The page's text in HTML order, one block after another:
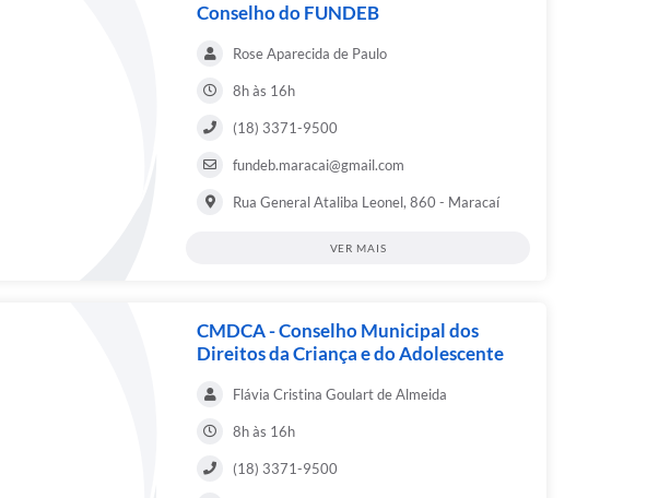
Conselho do FUNDEB
Rose Aparecida de Paulo
8h às 16h
(18) 3371-9500
fundeb.maracai@gmail.com
Rua General Ataliba Leonel, 860 - Maracaí
VER MAIS
CMDCA - Conselho Municipal dos
Direitos da Criança e do Adolescente
Flávia Cristina Goulart de Almeida
8h às 16h
(18) 3371-9500